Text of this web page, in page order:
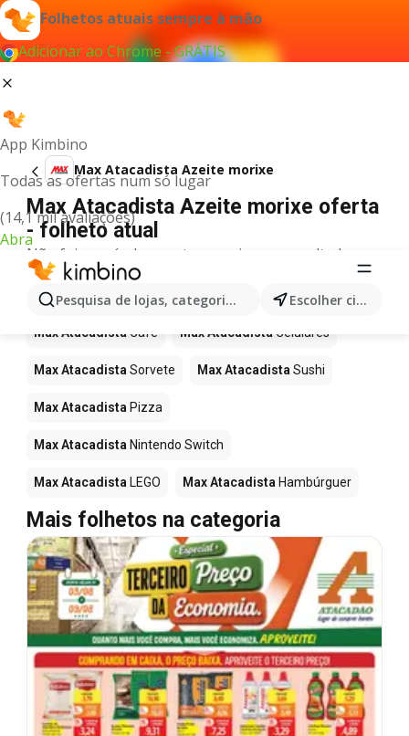
Folhetos atuais sempre à mão
Adicionar ao Chrome - GRÁTIS
App Kimbino
Todas as ofertas num só lugar
(14,1 mil avaliações)
Abra
Pesquisa de lojas, categorias,produtos... Escolher cidade
Max Atacadista Azeite morixe
Max Atacadista Azeite morixe oferta
- folheto atual
Não foi possível encontrar quaisquer resultados
para este termo.
Mais produtos em Max Atacadista
Max Atacadista Café Max Atacadista Celulares
Max Atacadista Sorvete Max Atacadista Sushi
Max Atacadista Pizza
Max Atacadista Nintendo Switch
Max Atacadista LEGO Max Atacadista Hambúrguer
Mais folhetos na categoria